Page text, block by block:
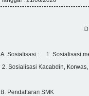
A. Sosialisasi : 1. Sosialisasi
2. Sosialisasi Kacabdin,
B. Pendaftaran SMK